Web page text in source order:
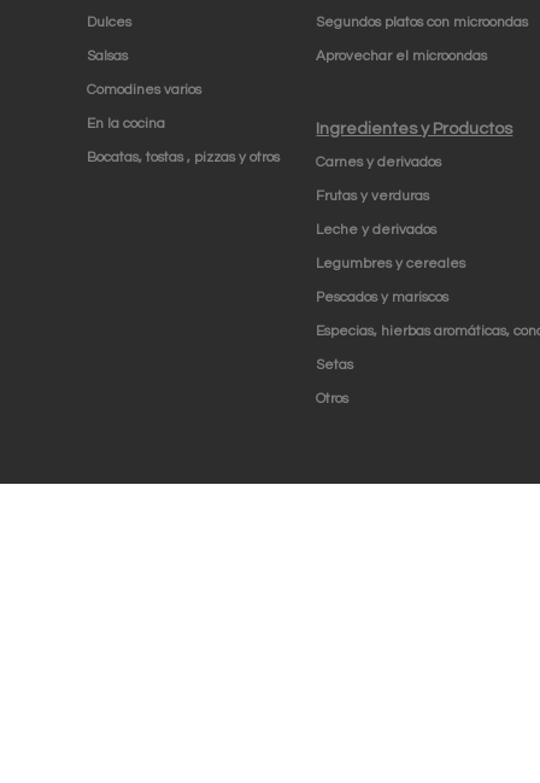
Dulces
Salsas
Comodines varios
En la cocina
Bocatas, tostas , pizzas y otros
Segundos platos con microondas
Aprovechar el microondas
Ingredientes y Productos
Carnes y derivados
Frutas y verduras
Leche y derivados
Legumbres y cereales
Pescados y mariscos
Especias, hierbas aromáticas,
Setas
Otros